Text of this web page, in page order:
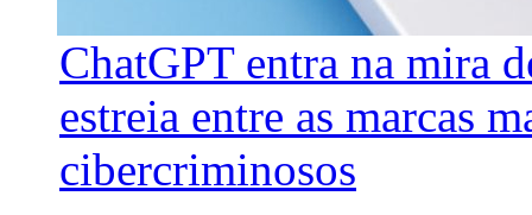
ChatGPT entra na mira
estreia entre as marcas
cibercriminosos